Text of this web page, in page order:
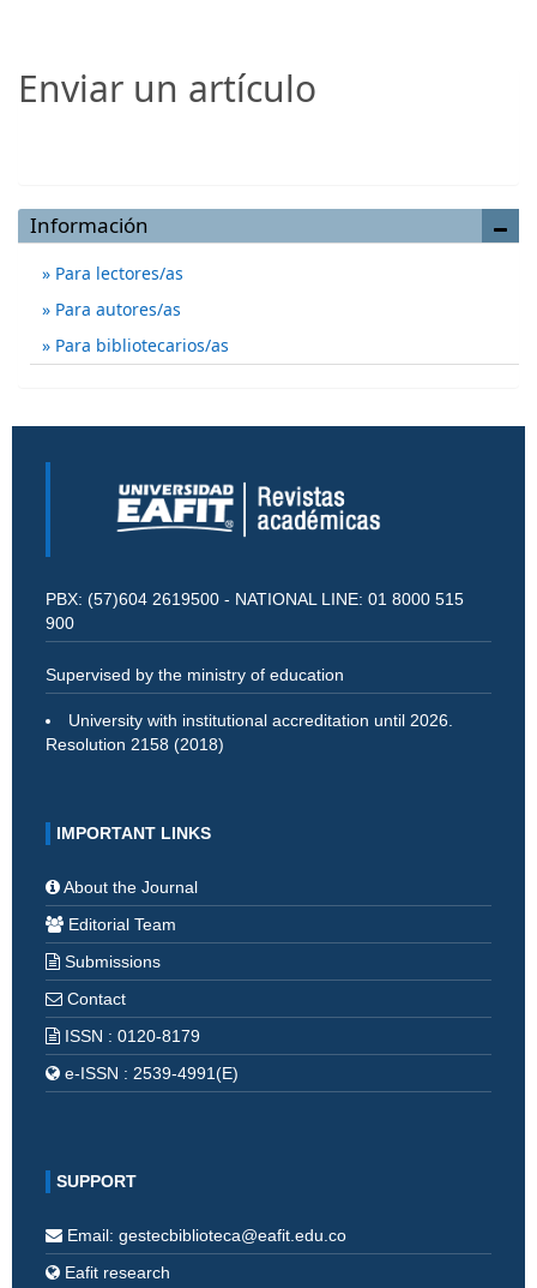
Enviar un artículo
Información
Para lectores/as
Para autores/as
Para bibliotecarios/as
PBX: (57)604 2619500 - NATIONAL LINE: 01 8000 515
900
Supervised by the ministry of education
University with institutional accreditation until 2026.
Resolution 2158 (2018)
IMPORTANT LINKS
About the Journal
Editorial Team
Submissions
Contact
ISSN : 0120-8179
e-ISSN : 2539-4991(E)
SUPPORT
Email: gestecbiblioteca@eafit.edu.co
Eafit research